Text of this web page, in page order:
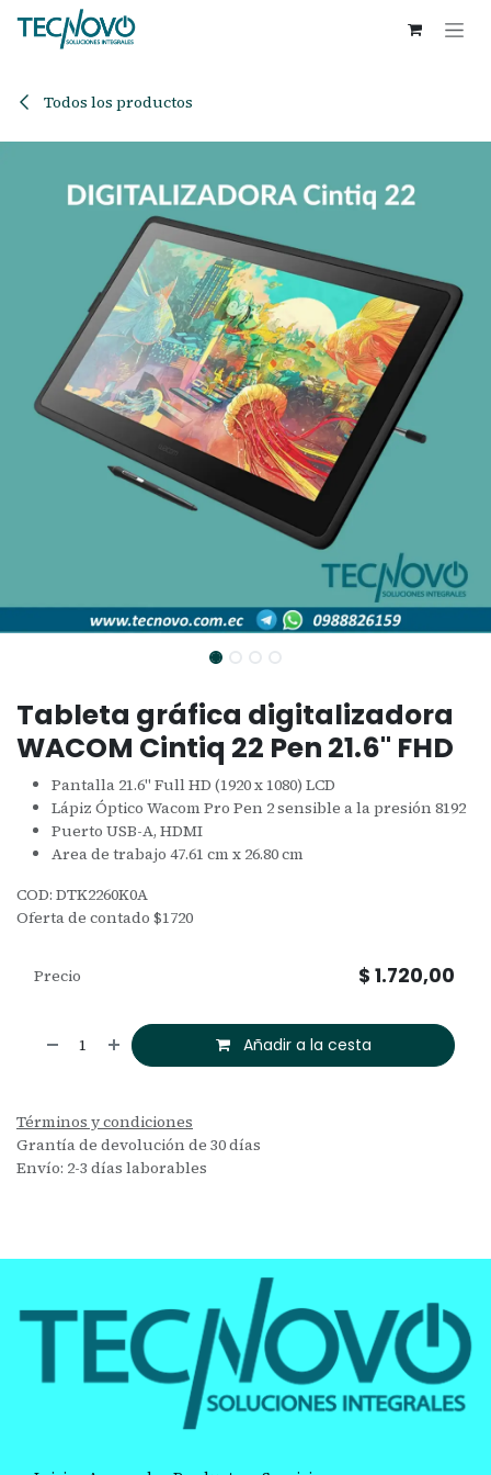
Ir al contenido
Todos los productos
Tableta gráfica digitalizadora
WACOM Cintiq 22 Pen 21.6" FHD
Pantalla 21.6" Full HD (1920 x 1080) LCD
Lápiz Óptico Wacom Pro Pen 2 sensible a la presión 8192
Puerto USB-A, HDMI
Area de trabajo 47.61 cm x 26.80 cm
COD: DTK2260K0A
Oferta de contado $1720
Añadir a la cesta
Precio $ 1.720,00
Términos y condiciones
Grantía de devolución de 30 días
Envío: 2-3 días laborables